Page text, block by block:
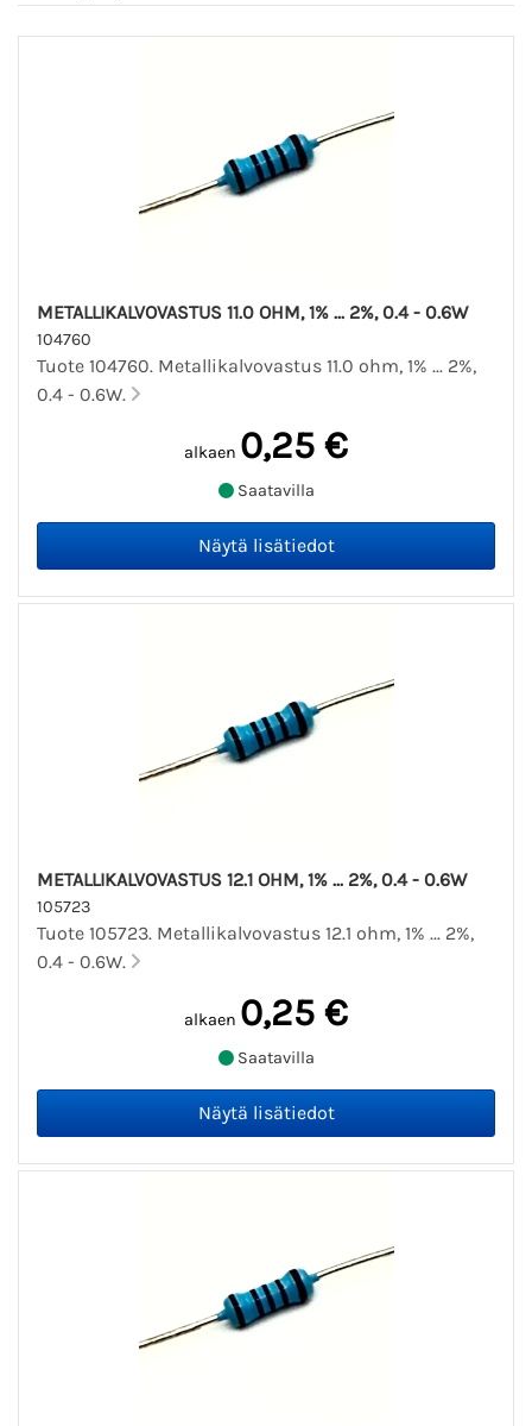
METALLIKALVOVASTUS 11.0 OHM, 1% ... 2%, 0.4 - 0.6W
104760
Tuote 104760. Metallikalvovastus 11.0 ohm, 1% ... 2%,
0.4 - 0.6W.
alkaen 0,25 €
Saatavilla
METALLIKALVOVASTUS 12.1 OHM, 1% ... 2%, 0.4 - 0.6W
105723
Tuote 105723. Metallikalvovastus 12.1 ohm, 1% ... 2%,
0.4 - 0.6W.
alkaen 0,25 €
Saatavilla